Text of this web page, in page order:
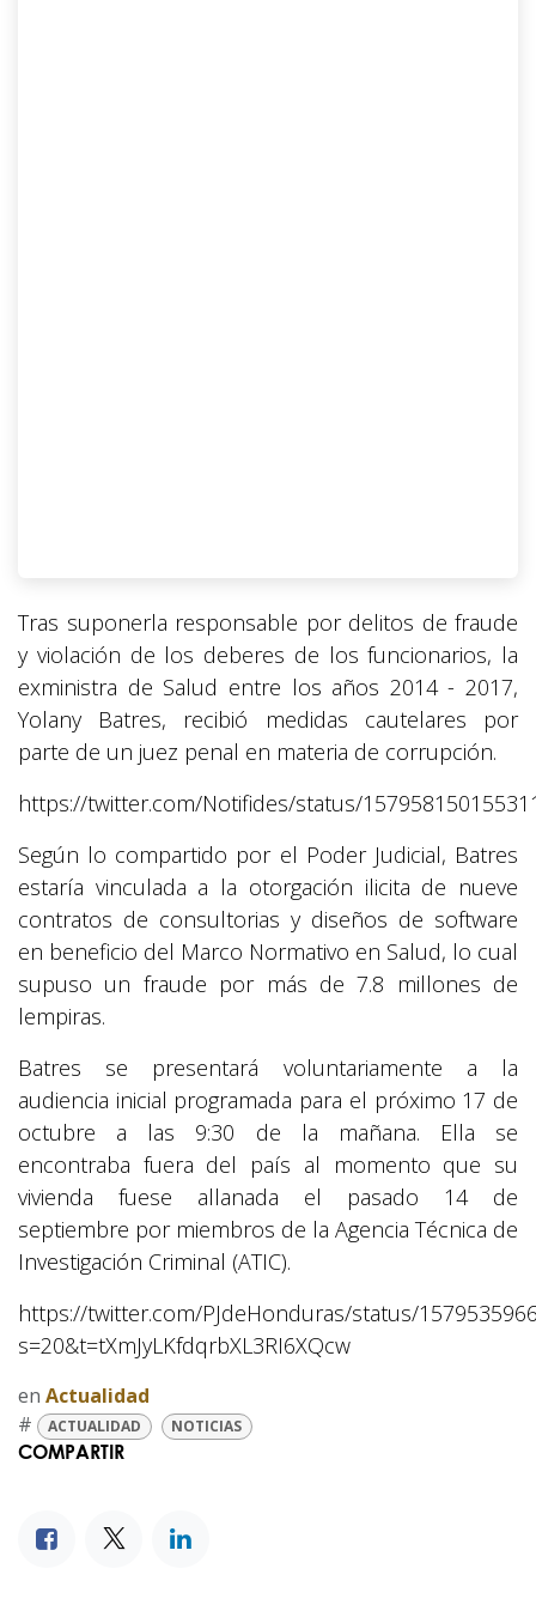
Tras suponerla responsable por delitos de fraude
y violación de los deberes de los funcionarios, la
exministra de Salud entre los años 2014 - 2017,
Yolany Batres, recibió medidas cautelares por
parte de un juez penal en materia de corrupción.
https://twitter.com/Notifides/status/
Según lo compartido por el Poder Judicial, Batres
estaría vinculada a la otorgación ilicita de nueve
contratos de consultorias y diseños de software
en beneficio del Marco Normativo en Salud, lo cual
supuso un fraude por más de 7.8 millones de
lempiras.
Batres se presentará voluntariamente a la
audiencia inicial programada para el próximo 17 de
octubre a las 9:30 de la mañana. Ella se
encontraba fuera del país al momento que su
vivienda fuese allanada el pasado 14 de
septiembre por miembros de la Agencia Técnica de
Investigación Criminal (ATIC).
https://twitter.com/PJdeHonduras/status/
s=20&t=tXmJyLKfdqrbXL3RI6XQcw
en Actualidad
#
ACTUALIDAD NOTICIAS
COMPARTIR